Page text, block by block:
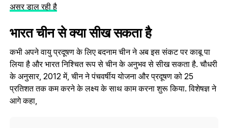
असर डाल रही है
भारत चीन से क्या सीख सकता है
कभी अपने वायु प्रदूषण के लिए बदनाम चीन ने अब इस संकट पर काबू पा
लिया है और भारत निश्चित रूप से चीन के अनुभव से सीख सकता है. चौधरी
के अनुसार, 2012 में, चीन ने पंचवर्षीय योजना और प्रदूषण को 25
प्रतिशत तक कम करने के लक्ष्य के साथ काम करना शुरू किया. विशेषज्ञ ने
आगे कहा,